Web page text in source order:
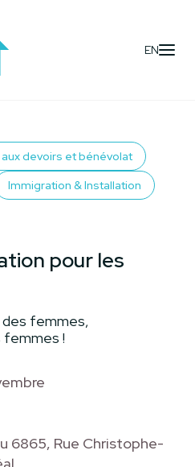
EN
devoirs et bénévolat
Immigration & Installation
pour les
femmes,
femmes !
6865, Rue Christophe-